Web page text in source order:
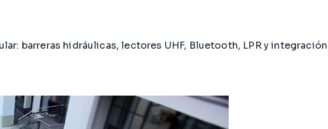
barreras hidráulicas, lectores UHF, Bluetooth, LPR y